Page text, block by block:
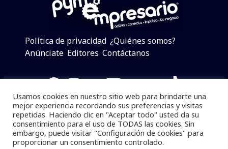
Política de privacidad ¿Quiénes somos?
Anúnciate Editores Contáctanos
Facebook
Instagram
Twitter
LinkedIn
Telegram
YouTube
TikTok
Pymempresario © 2025 Todos los derechos reservados.
Se prohibe el uso de la información total o parcial sin
Usamos cookies en nuestro sitio web para brindarte una
mejor experiencia recordando sus preferencias y visitas
repetidas. Haciendo clic en "Aceptar todo" usted da su
consentimiento para el uso de TODAS las cookies. Sin
embargo, puede visitar "Configuración de cookies" para
proporcionar un consentimiento controlado.